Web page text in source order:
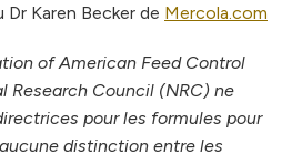
Dr Karen Becker de Mercola.com
of American Feed Control
Research Council (NRC) ne
pour les formules pour
distinction entre les